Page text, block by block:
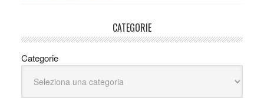
CATEGORIE
Categorie